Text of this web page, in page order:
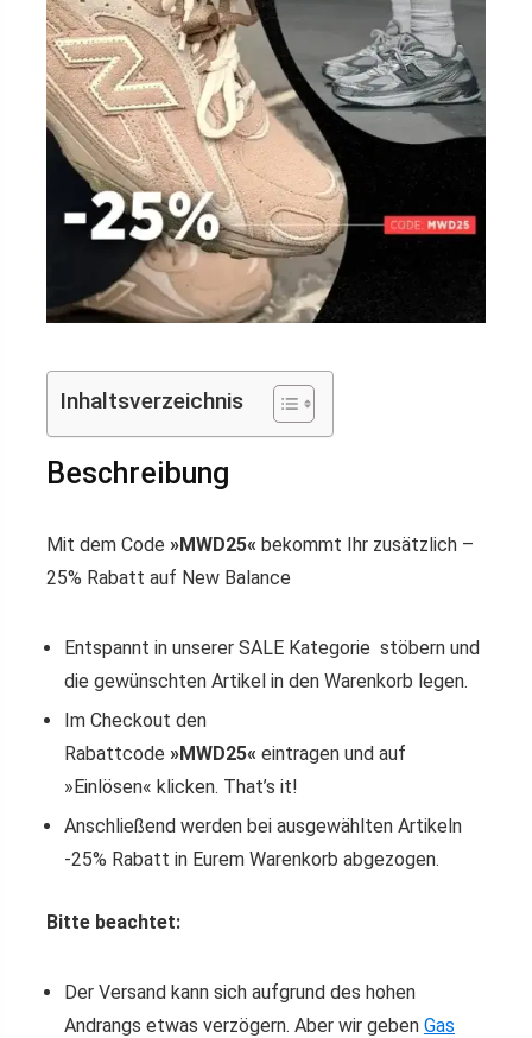
Inhaltsverzeichnis
Beschreibung
Mit dem Code »MWD25« bekommt Ihr zusätzlich –
25% Rabatt auf New Balance
Entspannt in unserer SALE Kategorie stöbern und
die gewünschten Artikel in den Warenkorb legen.
Im Checkout den
Rabattcode »MWD25« eintragen und auf
»Einlösen« klicken. That’s it!
Anschließend werden bei ausgewählten Artikeln
-25% Rabatt in Eurem Warenkorb abgezogen.
Bitte beachtet:
Der Versand kann sich aufgrund des hohen
Andrangs etwas verzögern. Aber wir geben Gas